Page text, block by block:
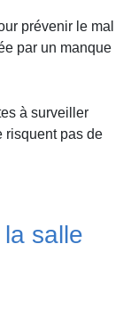
prévenir le mal
par un manque
à surveiller
risquent pas de
salle